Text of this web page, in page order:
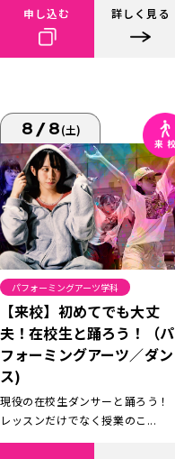
申し込む 詳しく見る
8/8(土)
パフォーミングアーツ学科
【来校】初めてでも大丈
夫！在校生と踊ろう！（パ
フォーミングアーツ／ダン
ス)
現役の在校生ダンサーと踊ろう！
レッスンだけでなく授業のこ...